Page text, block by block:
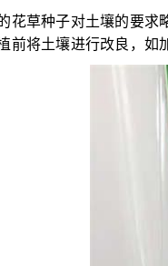
花草种子对土壤的要求
前将土壤进行改良，如